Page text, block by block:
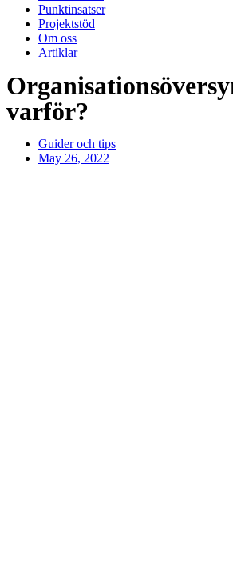
Punktinsatser
Projektstöd
Om oss
Artiklar
varför?
Guider och tips
May 26, 2022